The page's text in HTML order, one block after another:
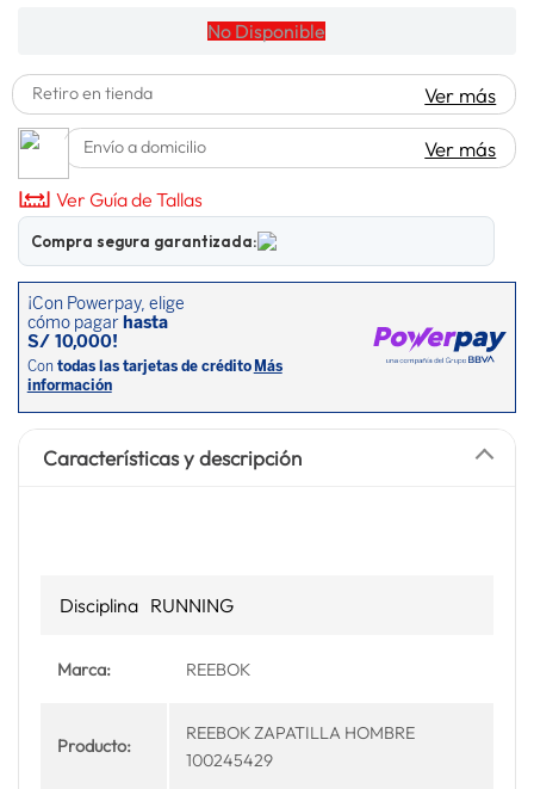
No Disponible
Retiro en tienda Ver más
Envío a domicilio Ver más
Ver Guía de Tallas
Compra segura garantizada:
Características y descripción
Disciplina RUNNING
Marca: REEBOK
Producto:
REEBOK ZAPATILLA HOMBRE
100245429